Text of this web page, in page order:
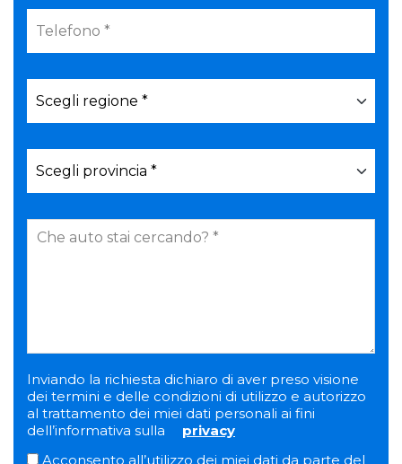
Inviando la richiesta dichiaro di aver preso visione
dei termini e delle condizioni di utilizzo e autorizzo
al trattamento dei miei dati personali ai fini
dell’informativa sulla
privacy
Acconsento all’utilizzo dei miei dati da parte del